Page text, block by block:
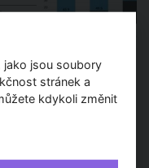
jako jsou soubory
stránek a
kdykoli změnit